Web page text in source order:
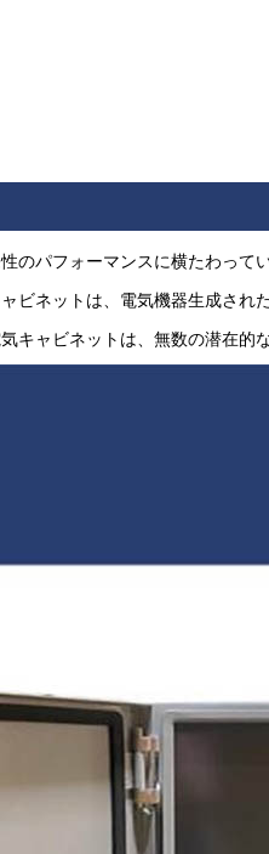
のパフォーマンスに横たわって
ビネットは、電気機器生成さ
キャビネットは、無数の潜在的